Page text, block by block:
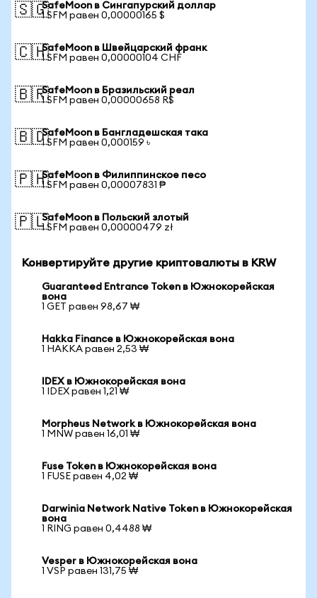
🇸🇬SafeMoon в Сингапурский доллар
1 SFM равен 0,00000165 $
🇨🇭SafeMoon в Швейцарский франк
1 SFM равен 0,00000104 CHF
🇧🇷SafeMoon в Бразильский реал
1 SFM равен 0,00000658 R$
🇧🇩SafeMoon в Бангладешская така
1 SFM равен 0,000159 ৳
🇵🇭SafeMoon в Филиппинское песо
1 SFM равен 0,00007831 ₱
🇵🇱SafeMoon в Польский злотый
1 SFM равен 0,00000479 zł
Конвертируйте другие криптовалюты в KRW
Guaranteed Entrance Token в Южнокорейская
вона
1 GET равен 98,67 ₩
Hakka Finance в Южнокорейская вона
1 HAKKA равен 2,53 ₩
IDEX в Южнокорейская вона
1 IDEX равен 1,21 ₩
Morpheus Network в Южнокорейская вона
1 MNW равен 16,01 ₩
Fuse Token в Южнокорейская вона
1 FUSE равен 4,02 ₩
Darwinia Network Native Token в Южнокорейская
вона
1 RING равен 0,4488 ₩
Vesper в Южнокорейская вона
1 VSP равен 131,75 ₩